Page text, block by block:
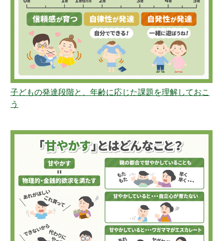
子どもの発達段階と、年齢に応じた課題を理解しておこ
う